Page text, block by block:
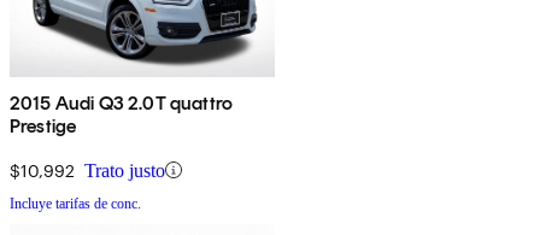
2015 Audi Q3 2.0T quattro
Prestige
$10,992 Trato justo
Incluye tarifas de conc.